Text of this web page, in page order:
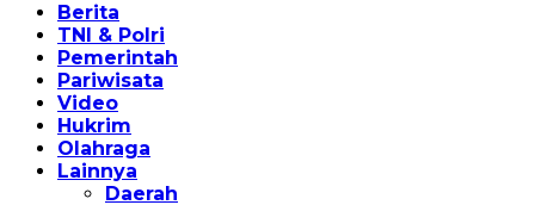
Berita
TNI & Polri
Pemerintah
Pariwisata
Video
Hukrim
Olahraga
Lainnya
Daerah